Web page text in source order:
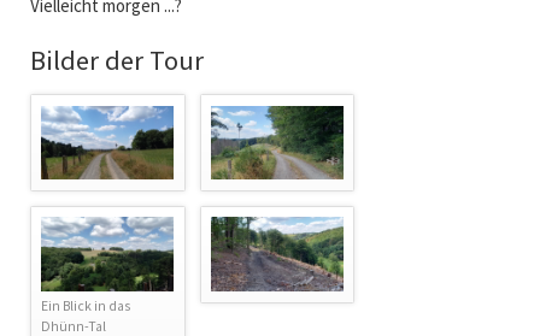
Vielleicht morgen ...?
Bilder der Tour
Ein Blick in das
Dhünn-Tal